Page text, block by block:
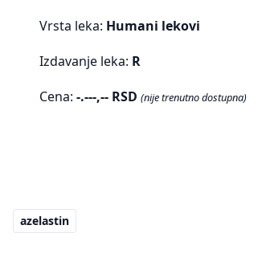
Vrsta leka: Humani lekovi
Izdavanje leka: R
Cena: -.---,-- RSD (nije trenutno dostupna)
azelastin